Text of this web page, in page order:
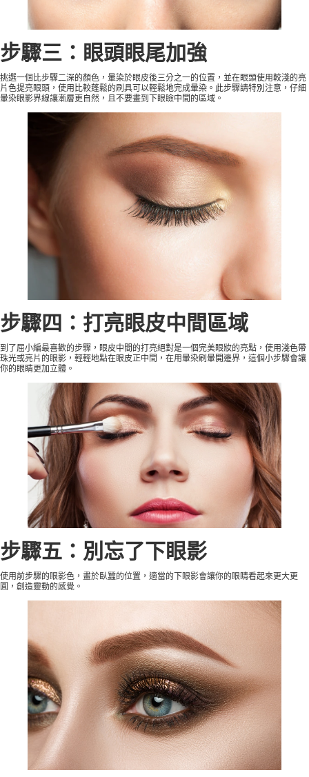
步驟三：眼頭眼尾加強
挑選一個比步驟二深的顏色，暈染於眼皮後三分之一的位置，並在眼頭使用較淺的亮
片色提亮眼頭，使用比較蓬鬆的刷具可以輕鬆地完成暈染。此步驟請特別注意，仔細
暈染眼影界線讓漸層更自然，且不要畫到下眼瞼中間的區域。
步驟四：打亮眼皮中間區域
到了屈小編最喜歡的步驟，眼皮中間的打亮絕對是一個完美眼妝的亮點，使用淺色帶
珠光或亮片的眼影，輕輕地點在眼皮正中間，在用暈染刷暈開邊界，這個小步驟會讓
你的眼睛更加立體。
步驟五：別忘了下眼影
使用前步驟的眼影色，畫於臥蠶的位置，適當的下眼影會讓你的眼睛看起來更大更
圓，創造靈動的感覺。